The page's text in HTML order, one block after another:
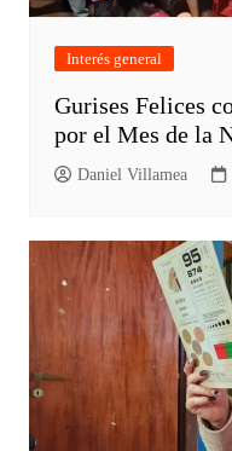
Interés general
Gurises Felices
por el Mes de la
Daniel Villamea